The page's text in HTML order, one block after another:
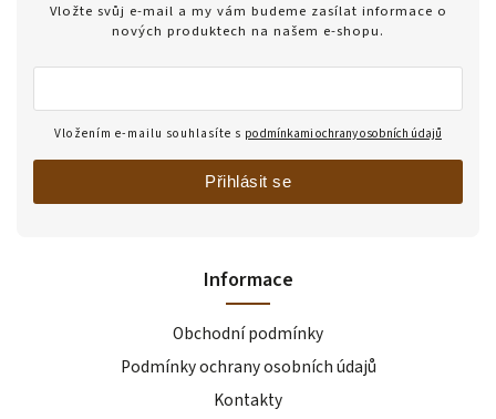
Informace
Obchodní podmínky
Podmínky ochrany osobních údajů
Kontakty
Vložte svůj e-mail a my vám budeme zasílat informace o
nových produktech na našem e-shopu.
Vložením e-mailu souhlasíte s podmínkami ochrany osobních údajů
Přihlásit se